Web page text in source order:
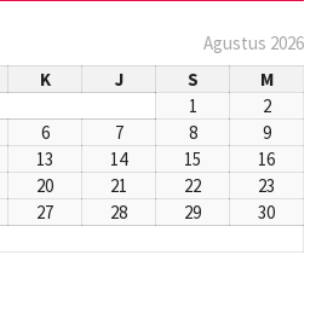
Agustus 2026
K J S
M
1
2
6 7 8
9
13 14 15
16
20 21 22
23
27 28 29
30